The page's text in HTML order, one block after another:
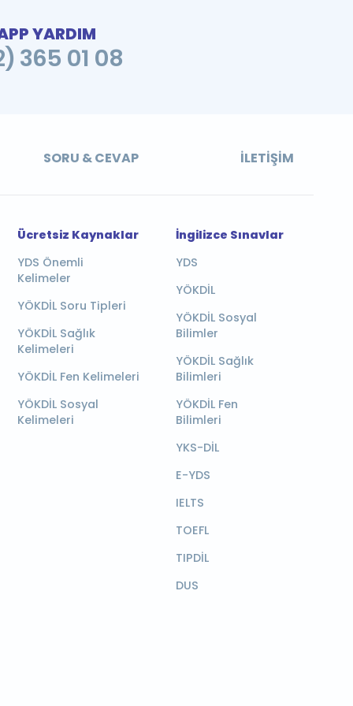
YARDIM
365 01 08
SORU & CEVAP İLETIŞIM
Ücretsiz Kaynaklar
YDS Önemli
Kelimeler
YÖKDİL Soru Tipleri
YÖKDİL Sağlık
Kelimeleri
YÖKDİL Fen Kelimeleri
YÖKDİL Sosyal
Kelimeleri
İngilizce Sınavlar
YDS
YÖKDİL
YÖKDİL Sosyal
Bilimler
YÖKDİL Sağlık
Bilimleri
YÖKDİL Fen
Bilimleri
YKS-DİL
E-YDS
IELTS
TOEFL
TIPDİL
DUS